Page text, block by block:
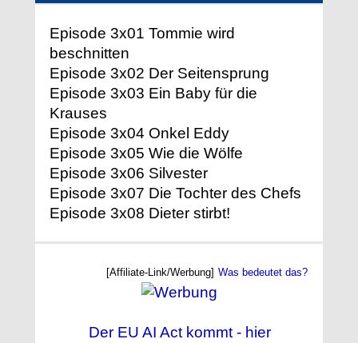
Episode 3x01 Tommie wird
beschnitten
Episode 3x02 Der Seitensprung
Episode 3x03 Ein Baby für die
Krauses
Episode 3x04 Onkel Eddy
Episode 3x05 Wie die Wölfe
Episode 3x06 Silvester
Episode 3x07 Die Tochter des Chefs
Episode 3x08 Dieter stirbt!
[Affiliate-Link/Werbung] Was bedeutet das?
Der EU AI Act kommt - hier